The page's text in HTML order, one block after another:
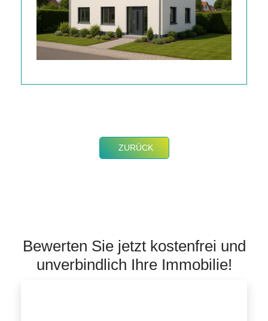
ZURÜCK
Bewerten Sie jetzt kostenfrei und
unverbindlich Ihre Immobilie!